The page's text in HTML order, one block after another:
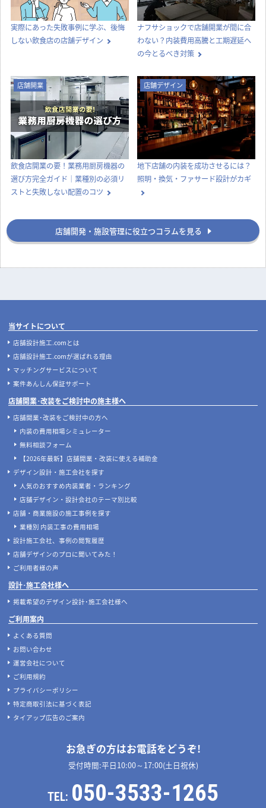
実際にあった失敗事例に学ぶ、後悔
しない飲食店の店舗デザイン
ナフサショックで店舗開業が間に合
わない？内装費用高騰と工期遅延へ
の今とるべき対策
店舗開業
飲食店開業の要！業務用厨房機器の
選び方完全ガイド｜業種別の必須リ
ストと失敗しない配置のコツ
店舗デザイン
地下店舗の内装を成功させるには？
照明・換気・ファサード設計がカギ
店舗開発・施設管理に役立つコラムを見る
当サイトについて
店舗設計施工.comとは
店舗設計施工.comが選ばれる理由
マッチングサービスについて
案件あんしん保証サポート
店舗開業･改装をご検討中の施主様へ
店舗開業･改装をご検討中の方へ
内装の費用相場シミュレーター
無料相談フォーム
【2026年最新】店舗開業・改装に使える補助金
デザイン設計・施工会社を探す
人気のおすすめ内装業者・ランキング
店舗デザイン・設計会社のテーマ別比較
店舗・商業施設の施工事例を探す
業種別 内装工事の費用相場
設計施工会社、事例の閲覧履歴
店舗デザインのプロに聞いてみた！
ご利用者様の声
設計･施工会社様へ
掲載希望のデザイン設計･施工会社様へ
ご利用案内
よくある質問
お問い合わせ
運営会社について
ご利用規約
プライバシーポリシー
特定商取引法に基づく表記
タイアップ広告のご案内
お急ぎの方はお電話をどうぞ!
受付時間:平日10:00～17:00(土日祝休)
TEL: 050-3533-1265